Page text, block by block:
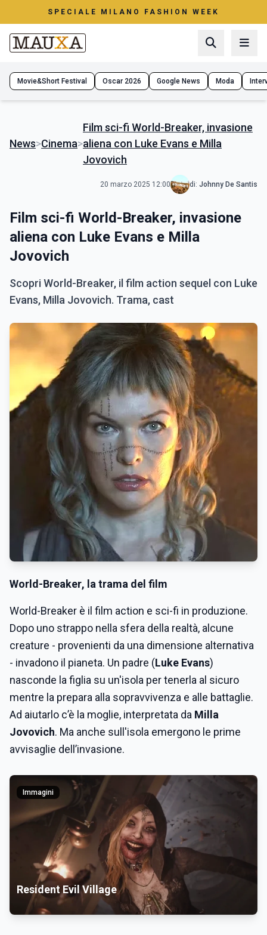
SPECIALE MILANO FASHION WEEK
Movie&Short Festival Oscar 2026 Google News Moda
News>Cinema>
Film sci-fi World-Breaker, invasione
aliena con Luke Evans e Milla
Jovovich
20 marzo 2025 12:00 di: Johnny De Santis
Film sci-fi World-Breaker, invasione
aliena con Luke Evans e Milla
Jovovich
Scopri World-Breaker, il film action sequel con Luke
Evans, Milla Jovovich. Trama, cast
World-Breaker, la trama del film
World-Breaker è il film action e sci-fi in produzione.
Dopo uno strappo nella sfera della realtà, alcune
creature - provenienti da una dimensione alternativa
- invadono il pianeta. Un padre (Luke Evans)
nasconde la figlia su un'isola per tenerla al sicuro
mentre la prepara alla sopravvivenza e alle battaglie.
Ad aiutarlo c’è la moglie, interpretata da Milla
Jovovich. Ma anche sull'isola emergono le prime
avvisaglie dell’invasione.
Immagini
Resident Evil Village